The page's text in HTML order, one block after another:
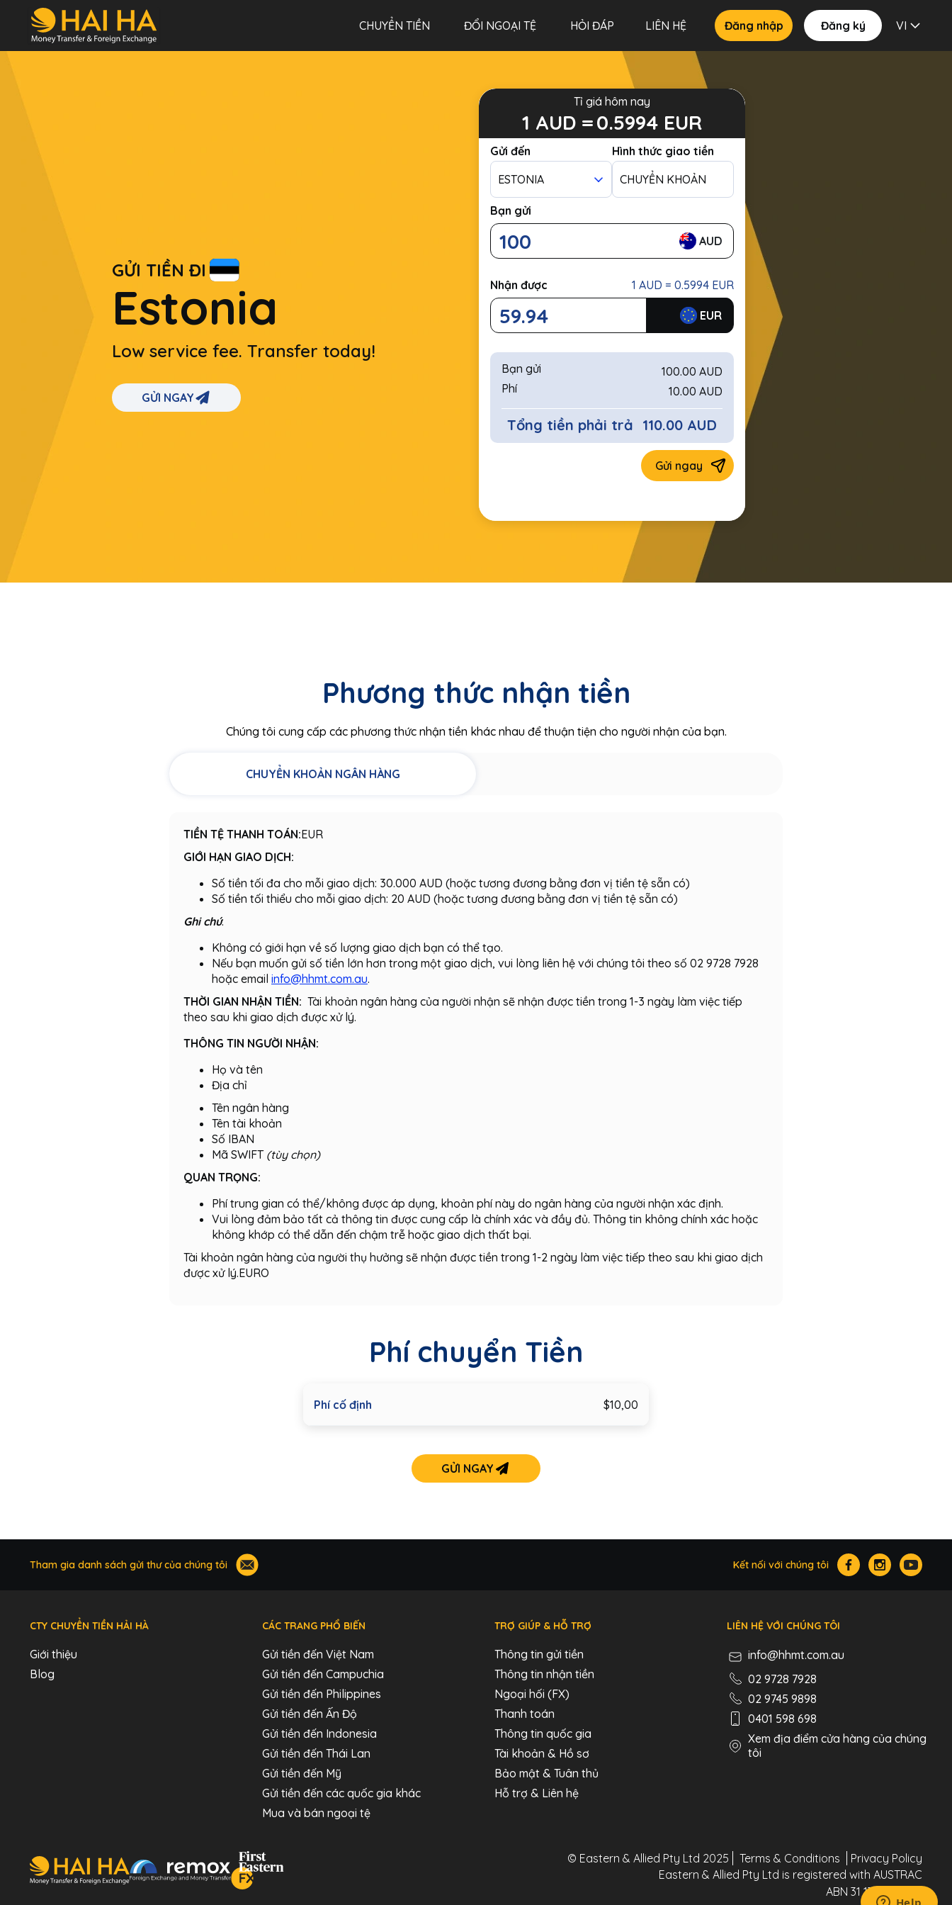
CHUYỂN TIỀN ĐỔI NGOẠI TỆ HỎI ĐÁP LIÊN HỆ Đăng nhập Đăng ký VI
GỬI TIỀN ĐI
Estonia
Low service fee. Transfer today!
GỬI NGAY
Phương thức nhận tiền
Chúng tôi cung cấp các phương thức nhận tiền khác nhau để thuận tiện cho người nhận của bạn.
CHUYỂN KHOẢN NGÂN HÀNG
TIỀN TỆ THANH TOÁN:EUR
GIỚI HẠN GIAO DỊCH:
Số tiền tối đa cho mỗi giao dịch: 30.000 AUD (hoặc tương đương bằng đơn vị tiền tệ sẵn có)
Số tiền tối thiểu cho mỗi giao dịch: 20 AUD (hoặc tương đương bằng đơn vị tiền tệ sẵn có)
Ghi chú:
Không có giới hạn về số lượng giao dịch bạn có thể tạo.
Nếu bạn muốn gửi số tiền lớn hơn trong một giao dịch, vui lòng liên hệ với chúng tôi theo số 02 9728 7928
hoặc email info@hhmt.com.au.
THỜI GIAN NHẬN TIỀN: Tài khoản ngân hàng của người nhận sẽ nhận được tiền trong 1-3 ngày làm việc tiếp
theo sau khi giao dịch được xử lý.
THÔNG TIN NGƯỜI NHẬN:
Họ và tên
Địa chỉ
Tên ngân hàng
Tên tài khoản
Số IBAN
Mã SWIFT (tùy chọn)
QUAN TRỌNG:
Phí trung gian có thể/không được áp dụng, khoản phí này do ngân hàng của người nhận xác định.
Vui lòng đảm bảo tất cả thông tin được cung cấp là chính xác và đầy đủ. Thông tin không chính xác hoặc
không khớp có thể dẫn đến chậm trễ hoặc giao dịch thất bại.
Tài khoản ngân hàng của người thụ hưởng sẽ nhận được tiền trong 1-2 ngày làm việc tiếp theo sau khi giao dịch
được xử lý.EURO
Phí chuyển Tiền
Phí cố định $10,00
GỬI NGAY
Tham gia danh sách gửi thư của chúng tôi Kết nối với chúng tôi
CTY CHUYỂN TIỀN HẢI HÀ
Giới thiệu
Blog
CÁC TRANG PHỔ BIẾN
Gửi tiền đến Việt Nam
Gửi tiền đến Campuchia
Gửi tiền đến Philippines
Gửi tiền đến Ấn Độ
Gửi tiền đến Indonesia
Gửi tiền đến Thái Lan
Gửi tiền đến Mỹ
Gửi tiền đến các quốc gia khác
Mua và bán ngoại tệ
TRỢ GIÚP & HỖ TRỢ
Thông tin gửi tiền
Thông tin nhận tiền
Ngoại hối (FX)
Thanh toán
Thông tin quốc gia
Tài khoản & Hồ sơ
Bảo mật & Tuân thủ
Hỗ trợ & Liên hệ
LIÊN HỆ VỚI CHÚNG TÔI
info@hhmt.com.au
02 9728 7928
02 9745 9898
0401 598 698
Xem địa điểm cửa hàng của chúng
tôi
© Eastern & Allied Pty Ltd 2025 Terms & Conditions
Privacy Policy
Eastern & Allied Pty Ltd is registered with AUSTRAC
ABN 31 130 744 802